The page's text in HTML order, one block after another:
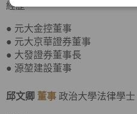
經歷
● 元大金控董事
● 元大京華證券董事
● 大發證券董事長
● 源堃建設董事
邱文卿 董事 政治大學法律學士